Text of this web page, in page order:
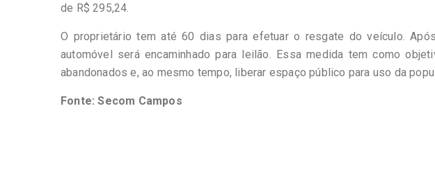
de R$ 295,24.
O proprietário tem até 60 dias para efetuar o resgate do veículo.
automóvel será encaminhado para leilão. Essa medida tem como
abandonados e, ao mesmo tempo, liberar espaço público para uso da
Fonte: Secom Campos